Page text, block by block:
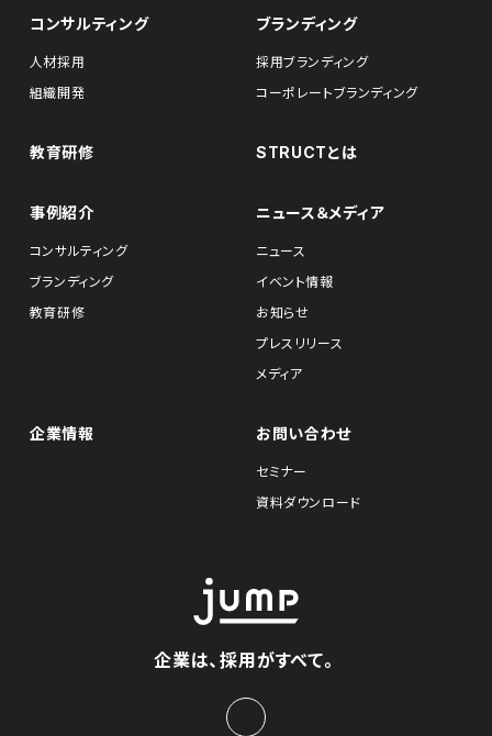
コンサルティング
人材採用
組織開発
ブランディング
採用ブランディング
コーポレートブランディング
教育研修 STRUCTとは
事例紹介
コンサルティング
ブランディング
教育研修
ニュース＆メディア
ニュース
イベント情報
お知らせ
プレスリリース
メディア
企業情報 お問い合わせ
セミナー
資料ダウンロード
企業は、採用がすべて。